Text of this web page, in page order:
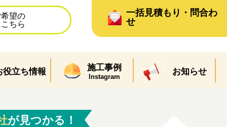
望の
ちら
一括見積もり・問合わ
せ
役立ち情報 施工事例
Instagram お知らせ
が見つかる！